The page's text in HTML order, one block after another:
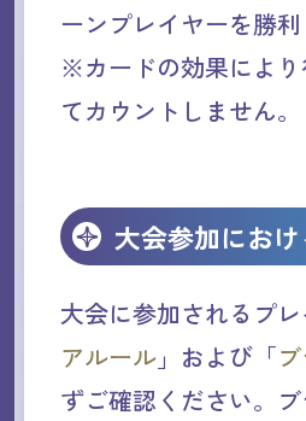
ーンプレイヤーを勝利
※カードの効果によ
てカウントしません。
大会参加にお
大会に参加されるプ
アルール 」および「
ずご確認ください。